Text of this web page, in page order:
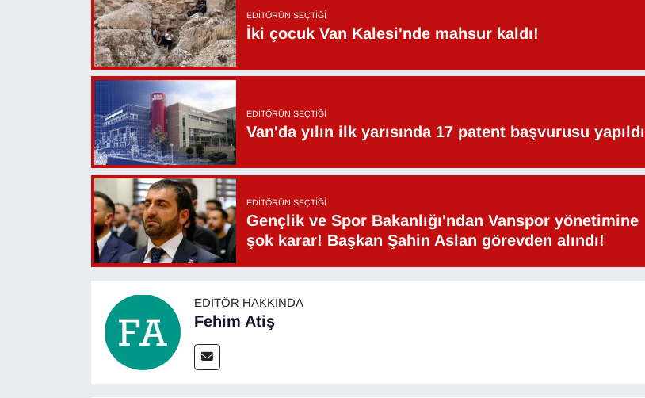
EDITÖRÜN SEÇTIĞI
İki çocuk Van Kalesi'nde mahsur kaldı!
EDITÖRÜN SEÇTIĞI
Van'da yılın ilk yarısında 17 patent başvurusu yapıldı
EDITÖRÜN SEÇTIĞI
Gençlik ve Spor Bakanlığı'ndan Vanspor yönetimine
şok karar! Başkan Şahin Aslan görevden alındı!
EDITÖR HAKKINDA
Fehim Atiş